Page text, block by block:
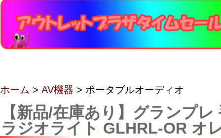
ホーム > AV機器 > ポータブルオーディオ
【新品/在庫あり】グランプ
ラジオライト GLHRL-OR オ